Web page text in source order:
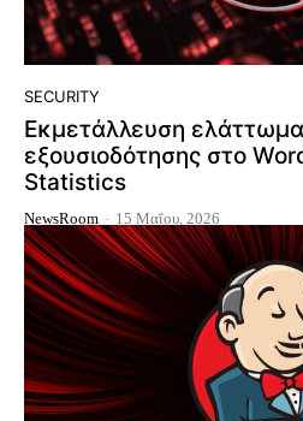
SECURITY
Εκμετάλλευση
εξουσιοδότησης στο
Statistics
NewsRoom - 15 Μαΐου, 2026